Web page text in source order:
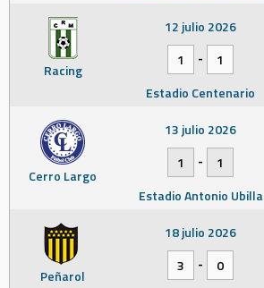
Racing
12 julio 2026
1
-
1
Estadio Centenario
Cerro Largo
13 julio 2026
1
-
1
Estadio Antonio Ubilla
Peñarol
18 julio 2026
3
-
0